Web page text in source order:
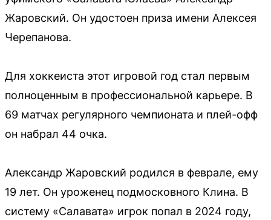
Жаровский. Он удостоен приза имени Алексея
Черепанова.
Для хоккеиста этот игровой год стал первым
полноценным в профессиональной карьере. В
69 матчах регулярного чемпионата и плей-офф
он набрал 44 очка.
Александр Жаровский родился в феврале, ему
19 лет. Он уроженец подмосковного Клина. В
систему «Салавата» игрок попал в 2024 году,